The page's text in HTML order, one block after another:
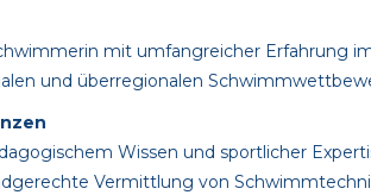
mit umfangreicher Erfahrung
und überregionalen
Wissen und sportlicher
Vermittlung von